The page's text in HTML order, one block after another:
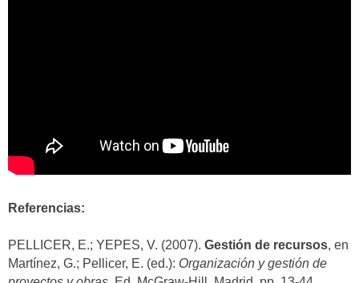
Referencias:
PELLICER, E.; YEPES, V. (2007). Gestión de recursos, en
Martínez, G.; Pellicer, E. (ed.): Organización y gestión de